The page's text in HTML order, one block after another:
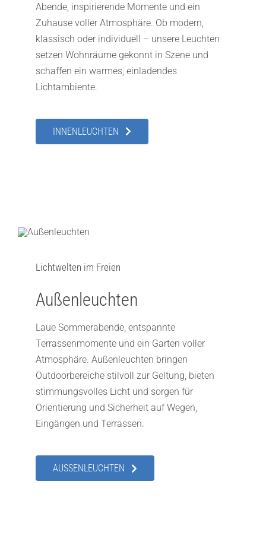
Abende, inspirierende Momente und ein
Zuhause voller Atmosphäre. Ob modern,
klassisch oder individuell – unsere Leuchten
setzen Wohnräume gekonnt in Szene und
schaffen ein warmes, einladendes
Lichtambiente.
INNENLEUCHTEN
Lichtwelten im Freien
Außenleuchten
Laue Sommerabende, entspannte
Terrassenmomente und ein Garten voller
Atmosphäre. Außenleuchten bringen
Outdoorbereiche stilvoll zur Geltung, bieten
stimmungsvolles Licht und sorgen für
Orientierung und Sicherheit auf Wegen,
Eingängen und Terrassen.
AUSSENLEUCHTEN